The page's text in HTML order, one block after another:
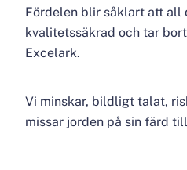
Fördelen blir såklart att all
kvalitetssäkrad och tar
Excelark.
Vi minskar, bildligt talat,
missar jorden på sin färd